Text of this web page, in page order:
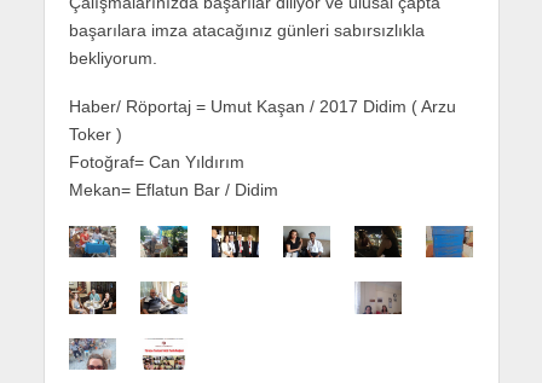
başarılara imza atacağınız günleri sabırsızlıkla
bekliyorum.
Haber/ Röportaj = Umut Kaşan / 2017 Didim ( Arzu
Toker )
Fotoğraf= Can Yıldırım
Mekan= Eflatun Bar / Didim